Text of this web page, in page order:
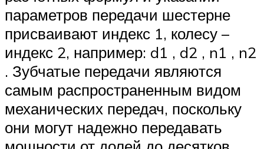
параметров передачи шестерне
присваивают индекс 1, колесу –
индекс 2, например: d1 , d2 , n1 , n2
. Зубчатые передачи являются
самым распространенным видом
механических передач, поскольку
они могут надежно передавать